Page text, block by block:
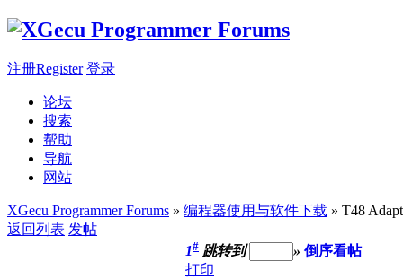
注册Register 登录
论坛
搜索
帮助
导航
网站
XGecu Programmer Forums » 编程器使用与软件下载 » T48
返回列表 发帖
1# 跳转到 » 倒序看帖
打印